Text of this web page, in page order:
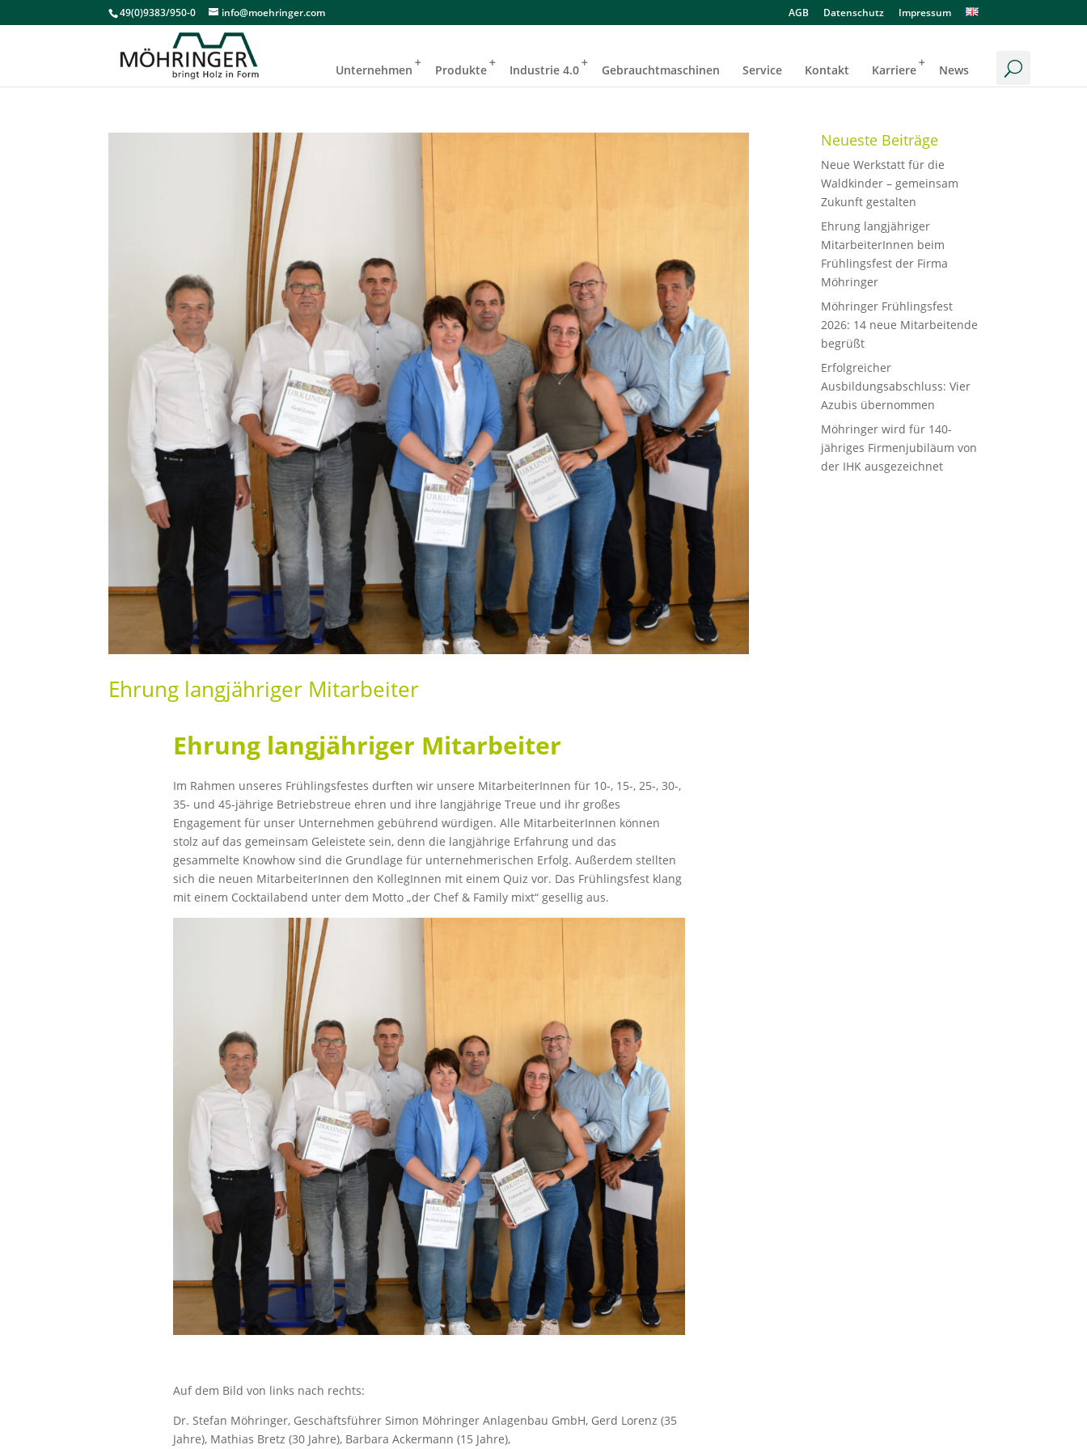
49(0)9383/950-0 info@moehringer.com AGB Datenschutz Impressum
Unternehmen Produkte Industrie 4.0 Gebrauchtmaschinen Service Kontakt Karriere News
Ehrung langjähriger Mitarbeiter
Ehrung langjähriger Mitarbeiter
Im Rahmen unseres Frühlingsfestes durften wir unsere MitarbeiterInnen für 10-, 15-, 25-, 30-,
35- und 45-jährige Betriebstreue ehren und ihre langjährige Treue und ihr großes
Engagement für unser Unternehmen gebührend würdigen. Alle MitarbeiterInnen können
stolz auf das gemeinsam Geleistete sein, denn die langjährige Erfahrung und das
gesammelte Knowhow sind die Grundlage für unternehmerischen Erfolg. Außerdem stellten
sich die neuen MitarbeiterInnen den KollegInnen mit einem Quiz vor. Das Frühlingsfest klang
mit einem Cocktailabend unter dem Motto „der Chef & Family mixt“ gesellig aus.
Auf dem Bild von links nach rechts:
Dr. Stefan Möhringer, Geschäftsführer Simon Möhringer Anlagenbau GmbH, Gerd Lorenz (35
Jahre), Mathias Bretz (30 Jahre), Barbara Ackermann (15 Jahre),
Neueste Beiträge
Neue Werkstatt für die
Waldkinder – gemeinsam
Zukunft gestalten
Ehrung langjähriger
MitarbeiterInnen beim
Frühlingsfest der Firma
Möhringer
Möhringer Frühlingsfest
2026: 14 neue Mitarbeitende
begrüßt
Erfolgreicher
Ausbildungsabschluss: Vier
Azubis übernommen
Möhringer wird für 140-
jähriges Firmenjubiläum von
der IHK ausgezeichnet